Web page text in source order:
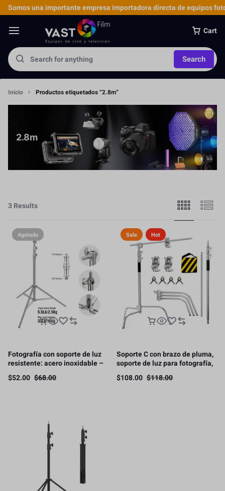
Somos una importante empresa importadora directa de equipos
Cart
Search
Inicio Productos etiquetados “2.8m”
2.8m
3 Results
Agotado
Fotografía con soporte de luz
resistente: acero inoxidable –
2,84 m
$68.00
$52.00
Sale Hot
Soporte C con brazo de pluma,
soporte de luz para fotografía,
3.3 m, 10 kg de carga（Este
producto está sujeto a gastos
$118.00
$108.00